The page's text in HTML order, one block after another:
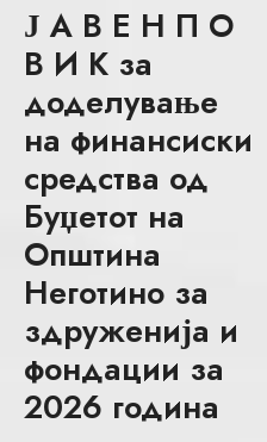
Ј А В Е Н П О
В И К за
доделување
на финансиски
средства од
Буџетот на
Општина
Неготино за
здруженија и
фондации за
2026 година